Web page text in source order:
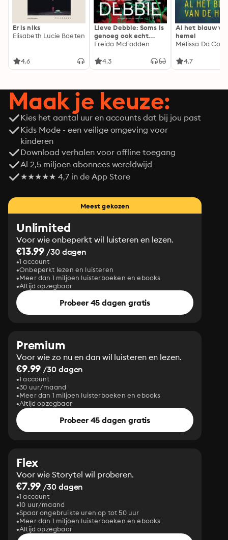
Er is niks
Elisabeth Lucie Baeten
4.6
Lieve Debbie: Soms is
genoeg ook echt
genoeg...
Freida McFadden
4.3
Al het blauw
hemel
Mélissa Da
4.7
Maak je keuze:
Kies het aantal uur en accounts dat bij jou past
Kids Mode - een veilige omgeving voor
kinderen
Download verhalen voor offline toegang
Al 2,5 miljoen abonnees wereldwijd
★★★★★ 4,7 in de App Store
Meest gekozen
Unlimited
Voor wie onbeperkt wil luisteren en lezen.
€13.99 /30 dagen
1 account
Onbeperkt lezen en luisteren
Meer dan 1 miljoen luisterboeken en ebooks
Altijd opzegbaar
Probeer 45 dagen gratis
Premium
Voor wie zo nu en dan wil luisteren en lezen.
€9.99 /30 dagen
1 account
30 uur/maand
Meer dan 1 miljoen luisterboeken en ebooks
Altijd opzegbaar
Probeer 45 dagen gratis
Flex
Voor wie Storytel wil proberen.
€7.99 /30 dagen
1 account
10 uur/maand
Spaar ongebruikte uren op tot 50 uur
Meer dan 1 miljoen luisterboeken en ebooks
Altijd opzegbaar